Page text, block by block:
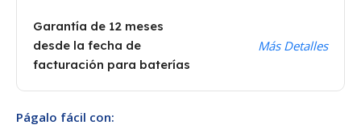
Garantía de 12 meses
desde la fecha de
facturación para baterías
Más Detalles
Págalo fácil con: